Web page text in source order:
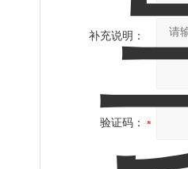
补充说明：
验证码：